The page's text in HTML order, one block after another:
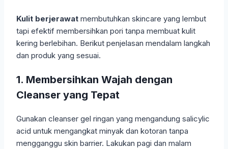
Kulit berjerawat membutuhkan skincare yang lembut
tapi efektif membersihkan pori tanpa membuat kulit
kering berlebihan. Berikut penjelasan mendalam langkah
dan produk yang sesuai.
1. Membersihkan Wajah dengan
Cleanser yang Tepat
Gunakan cleanser gel ringan yang mengandung salicylic
acid untuk mengangkat minyak dan kotoran tanpa
mengganggu skin barrier. Lakukan pagi dan malam